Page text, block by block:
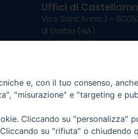
Uffici di
Vico Sant’Anna, 1 –
di Stabia (NA)
tel. 0818714501
Uffici Matrimoni:
Lunedì e Mercoledì ore
e, con il tuo consenso,
"misurazione" e "targeting e
Cliccando su "personalizza"
su "rifiuta" o chiudendo